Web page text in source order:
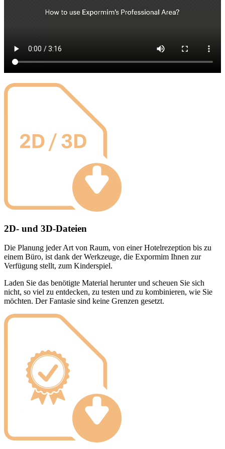
2D- und 3D-Dateien
Die Planung jeder Art von Raum, von einer Hotelrezeption bis zu
einem Büro, ist dank der Werkzeuge, die Expormim Ihnen zur
Verfügung stellt, zum Kinderspiel.
Laden Sie das benötigte Material herunter und scheuen Sie sich
nicht, so viel zu entdecken, zu testen und zu kombinieren, wie Sie
möchten. Der Fantasie sind keine Grenzen gesetzt.